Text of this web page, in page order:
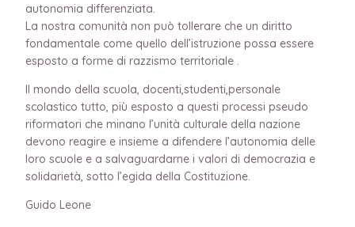
autonomia differenziata.
La nostra comunità non può tollerare che un diritto
fondamentale come quello dell’istruzione possa essere
esposto a forme di razzismo territoriale .
Il mondo della scuola, docenti,studenti,personale
scolastico tutto, più esposto a questi processi pseudo
riformatori che minano l’unità culturale della nazione
devono reagire e insieme a difendere l’autonomia delle
loro scuole e a salvaguardarne i valori di democrazia e
solidarietà, sotto l’egida della Costituzione.
Guido Leone